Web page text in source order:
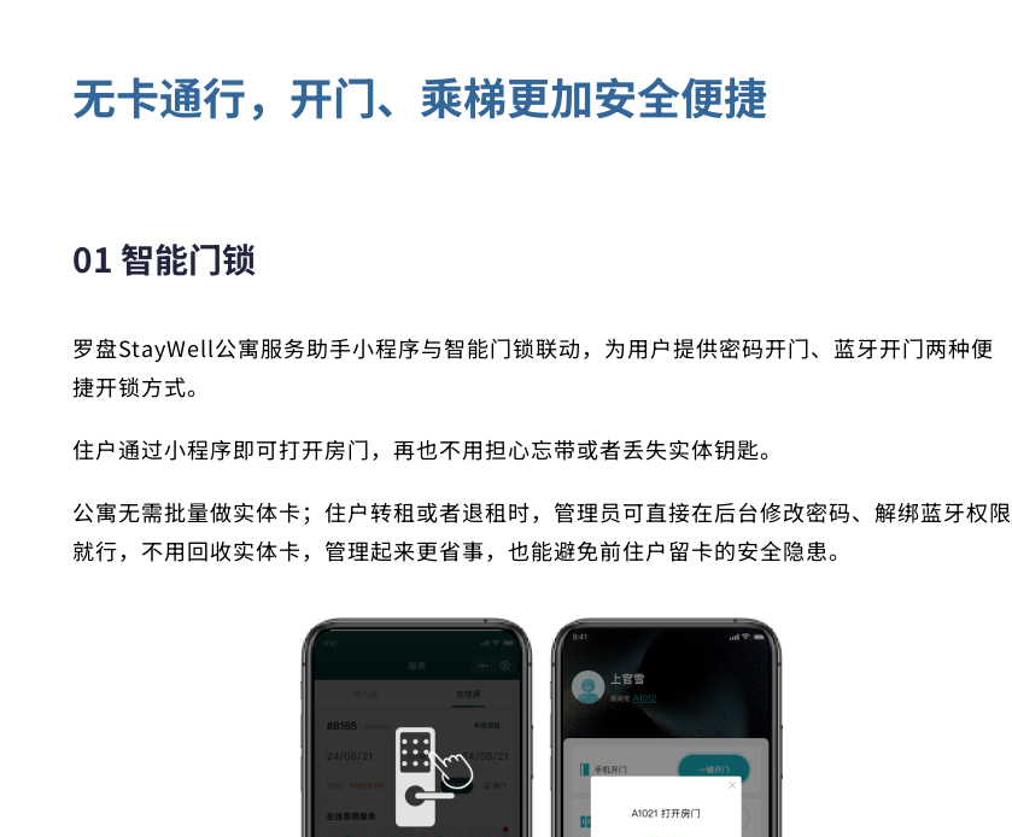
无卡通行，开门、乘梯更加安全便捷
01 智能门锁
罗盘StayWell公寓服务助手小程序与智能门锁联动， 为用户提供密码开门、蓝牙开门两种便
捷开锁方式。
住户通过小程序即可打开房门，再也不用担心忘带或者丢失实体钥匙。
公寓无需批量做实体卡；住户转租或者退租时，管理员可直接在后台修改密码、解绑蓝牙权限
就行，不用回收实体卡，管理起来更省事，也能避免前住户留卡的安全隐患。